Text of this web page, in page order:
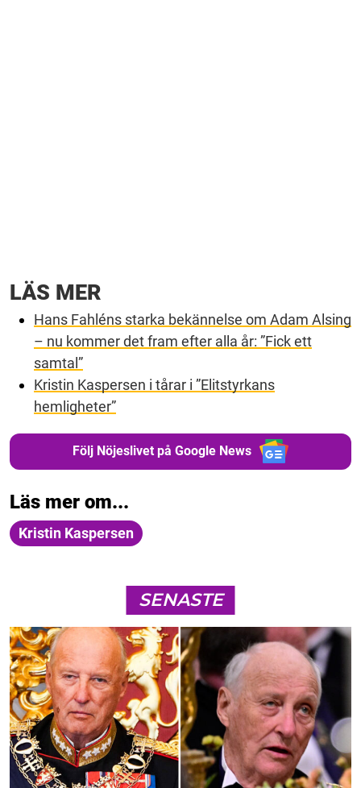
LÄS MER
Hans Fahléns starka bekännelse om Adam Alsing
– nu kommer det fram efter alla år: ”Fick ett
samtal”
Kristin Kaspersen i tårar i ”Elitstyrkans
hemligheter”
Följ Nöjeslivet på Google News
Läs mer om...
Kristin Kaspersen
SENASTE